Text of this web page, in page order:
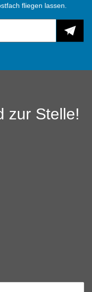
fliegen lassen.
zur Stelle!